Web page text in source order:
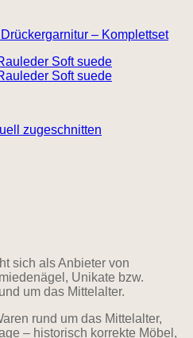
– Komplettset
zugeschnitten
sich als Anbieter von
Unikate bzw.
um das Mittelalter.
rund um das Mittelalter,
– historisch korrekte Möbel,